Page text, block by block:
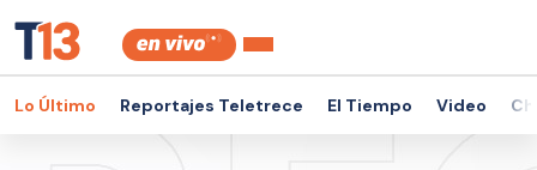
Lo Último Reportajes Teletrece El Tiempo Video